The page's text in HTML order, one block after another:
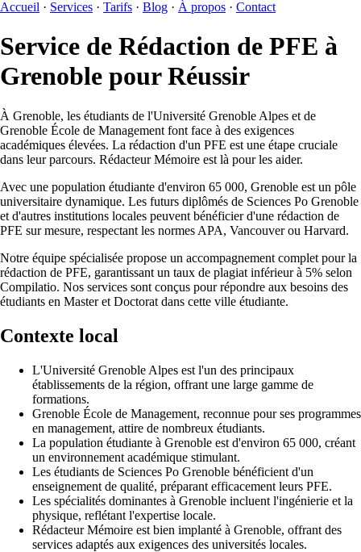
Accueil · Services · Tarifs · Blog · À propos · Contact
Service de Rédaction de PFE à
Grenoble pour Réussir
À Grenoble, les étudiants de l'Université Grenoble Alpes et de
Grenoble École de Management font face à des exigences
académiques élevées. La rédaction d'un PFE est une étape cruciale
dans leur parcours. Rédacteur Mémoire est là pour les aider.
Avec une population étudiante d'environ 65 000, Grenoble est un pôle
universitaire dynamique. Les futurs diplômés de Sciences Po Grenoble
et d'autres institutions locales peuvent bénéficier d'une rédaction de
PFE sur mesure, respectant les normes APA, Vancouver ou Harvard.
Notre équipe spécialisée propose un accompagnement complet pour la
rédaction de PFE, garantissant un taux de plagiat inférieur à 5% selon
Compilatio. Nos services sont conçus pour répondre aux besoins des
étudiants en Master et Doctorat dans cette ville étudiante.
Contexte local
L'Université Grenoble Alpes est l'un des principaux
établissements de la région, offrant une large gamme de
formations.
Grenoble École de Management, reconnue pour ses programmes
en management, attire de nombreux étudiants.
La population étudiante à Grenoble est d'environ 65 000, créant
un environnement académique stimulant.
Les étudiants de Sciences Po Grenoble bénéficient d'un
enseignement de qualité, préparant efficacement leurs PFE.
Les spécialités dominantes à Grenoble incluent l'ingénierie et la
physique, reflétant l'expertise locale.
Rédacteur Mémoire est bien implanté à Grenoble, offrant des
services adaptés aux exigences des universités locales.